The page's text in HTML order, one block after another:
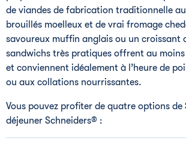
de viandes de fabrication traditionnelle
brouillés moelleux et de vrai fromage
savoureux muffin anglais ou un croissant
sandwichs très pratiques offrent au moins
et conviennent idéalement à l’heure de
ou aux collations nourrissantes.
Vous pouvez profiter de quatre options de
déjeuner Schneiders® :